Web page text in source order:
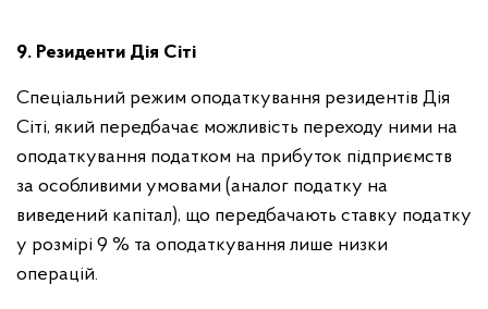
9. Резиденти Дія Сіті
Спеціальний режим оподаткування резидентів Дія
Сіті, який передбачає можливість переходу ними на
оподаткування податком на прибуток підприємств
за особливими умовами (аналог податку на
виведений капітал), що передбачають ставку податку
у розмірі 9 % та оподаткування лише низки
операцій.